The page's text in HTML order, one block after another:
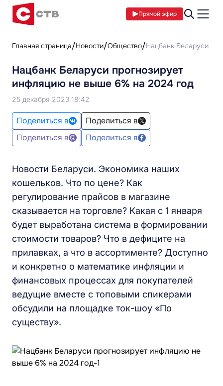
Прямой эфир
Главная страница Новости Общество Нацбанк Беларуси
Нацбанк Беларуси прогнозирует
инфляцию не выше 6% на 2024 год
25 декабря 2023 18:42
Поделиться в
Поделиться в
Поделиться в
Поделиться в
Новости Беларуси. Экономика наших
кошельков. Что по цене? Как
регулирование прайсов в магазине
сказывается на торговле? Какая с 1 января
будет выработана система в формировании
стоимости товаров? Что в дефиците на
прилавках, а что в ассортименте? Доступно
и конкретно о математике инфляции и
финансовых процессах для покупателей
ведущие вместе с топовыми спикерами
обсудили на площадке ток-шоу «По
существу».